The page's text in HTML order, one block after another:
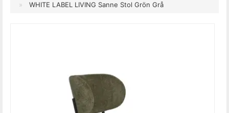
WHITE LABEL LIVING Sanne Stol Grön Grå